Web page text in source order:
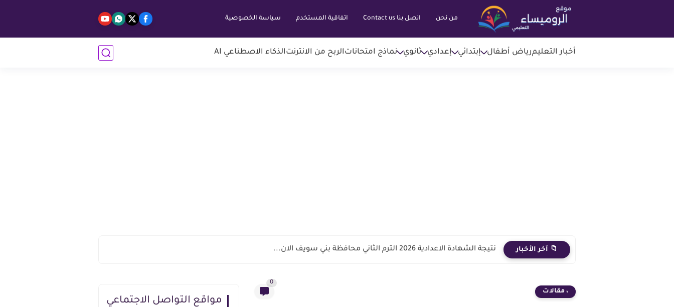
من نحن اتصل بنا Contact us اتفاقية المستخدم سياسة الخصوصية
أخبار التعليمرياض أطفال إبتدائي إعدادي ثانوي نماذج امتحاناتالربح من الانترنتالذكاء الاصطناعي AI
📁 آخر الأخبار نتيجة الشهادة الاعدادية 2026 الترم الثاني محافظة بني سويف الان...
، مقالات
0
مواقع التواصل الاجتماعي